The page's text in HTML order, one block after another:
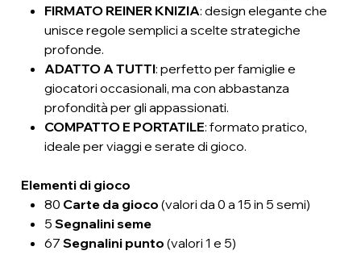
FIRMATO REINER KNIZIA: design elegante che
unisce regole semplici a scelte strategiche
profonde.
ADATTO A TUTTI: perfetto per famiglie e
giocatori occasionali, ma con abbastanza
profondità per gli appassionati.
COMPATTO E PORTATILE: formato pratico,
ideale per viaggi e serate di gioco.
Elementi di gioco
80 Carte da gioco (valori da 0 a 15 in 5 semi)
5Segnalini seme
67Segnalini punto (valori 1 e 5)